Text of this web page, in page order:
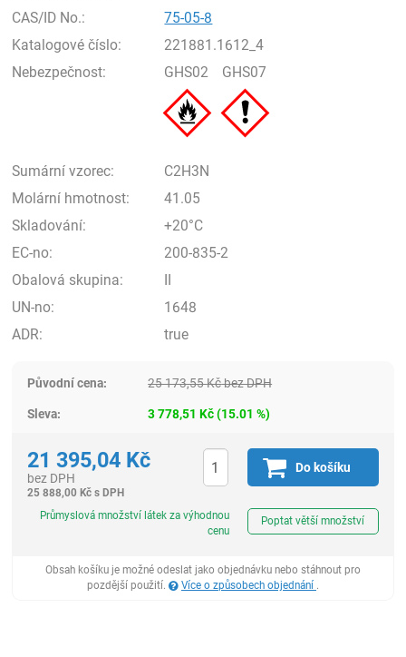
CAS/ID No.:
75-05-8
Katalogové číslo:
221881.1612_4
Nebezpečnost:
GHS02 GHS07
Sumární vzorec:
C2H3N
Molární hmotnost:
41.05
Skladování:
+20°C
EC-no:
200-835-2
Obalová skupina:
II
UN-no:
1648
ADR:
true
Původní cena: 25 173,55Kčbez DPH
Sleva: 3 778,51Kč(15.01 %)
21 395,04 Kč
bez DPH
25 888,00 Kč s DPH
Do košíku
Průmyslová množství látek za výhodnou
cenu
Poptat větší množství
Obsah košíku je možné odeslat jako objednávku nebo stáhnout pro
pozdější použití.
Více o způsobech objednání